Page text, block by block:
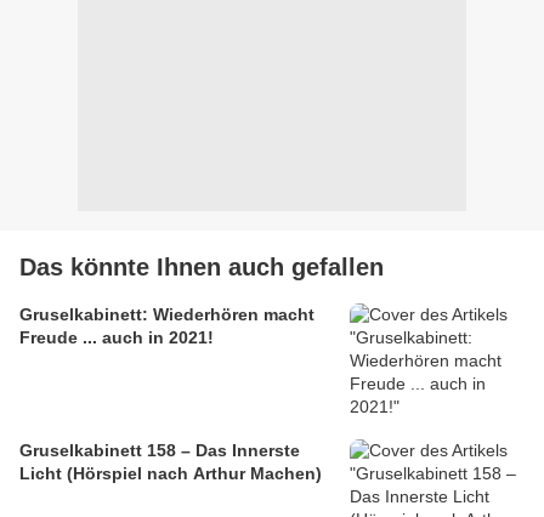
Das könnte Ihnen auch gefallen
Gruselkabinett: Wiederhören macht
Freude ... auch in 2021!
Gruselkabinett 158 – Das Innerste
Licht (Hörspiel nach Arthur Machen)